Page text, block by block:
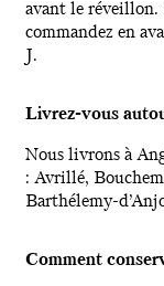
avant le réveillon.
commandez en
J.
Livrez-vous
Nous livrons à
: Avrillé,
Barthélemy-
Comment